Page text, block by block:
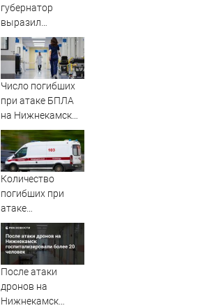
губернатор
выразил
соболезнования
семьям погибших
в Нижнекамске
Число погибших
при атаке БПЛА
на Нижнекамск
достигло 13
Количество
погибших при
атаке
беспилотников на
Нижнекамск
выросло до 13
После атаки
дронов на
Нижнекамск